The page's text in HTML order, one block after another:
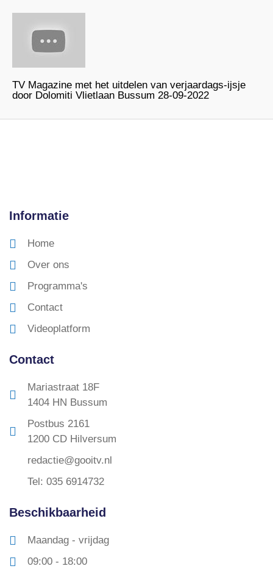
TV Magazine met het uitdelen van verjaardags-ijsje
door Dolomiti Vlietlaan Bussum 28-09-2022
Informatie
Home
Over ons
Programma's
Contact
Videoplatform
Contact
Mariastraat 18F
1404 HN Bussum
Postbus 2161
1200 CD Hilversum
redactie@gooitv.nl
Tel: 035 6914732
Beschikbaarheid
Maandag - vrijdag
09:00 - 18:00